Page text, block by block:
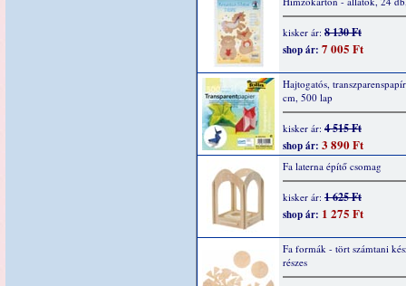
kisker ár: 8 130 Ft
shop ár: 7 005 Ft
Hajtogatós,
cm, 500 lap
kisker ár: 4 515 Ft
shop ár: 3 890 Ft
Fa laterna építő csomag
kisker ár: 1 625 Ft
shop ár: 1 275 Ft
Fa formák - tört számtani
részes